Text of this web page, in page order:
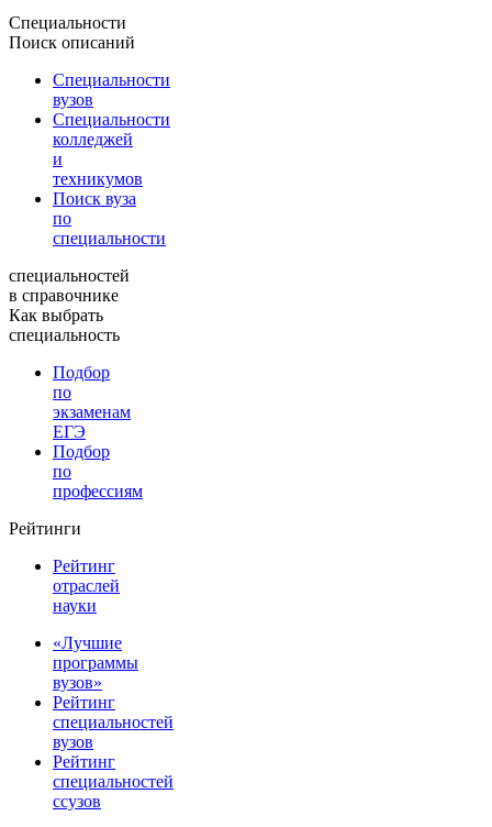
Специальности
Поиск описаний
Специальности
вузов
Специальности
колледжей
и
техникумов
Поиск вуза
по
специальности
специальностей
в справочнике
Как выбрать
специальность
Подбор
по
экзаменам
ЕГЭ
Подбор
по
профессиям
Рейтинги
Рейтинг
отраслей
науки
«Лучшие
программы
вузов»
Рейтинг
специальностей
вузов
Рейтинг
специальностей
ссузов